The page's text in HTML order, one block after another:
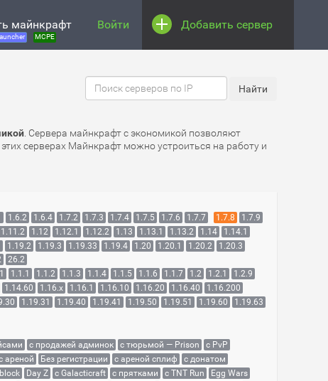
майнкрафт
MCPE
Войти Добавить сервер
. Сервера майнкрафт с экономикой позволяют
серверах Майнкрафт можно устроиться на работу и
1.6.2 1.6.4 1.7.2 1.7.3 1.7.4 1.7.5 1.7.6 1.7.7 1.7.8
1.7.9
1.11.2 1.12 1.12.1 1.12.2 1.13 1.13.1 1.13.2 1.14
1.14.1
1.19.2 1.19.3 1.19.33 1.19.4 1.20 1.20.1 1.20.2
1.20.3
26.2
1.1.1 1.1.2 1.1.3 1.1.4 1.1.5 1.1.6 1.1.7 1.2 1.2.1
1.2.9
1.14.60 1.16.x 1.16.1 1.16.10 1.16.20 1.16.40
1.16.200
1.19.31 1.19.40 1.19.41 1.19.50 1.19.51 1.19.60
1.19.63
с продажей админок с тюрьмой — Prison
с PvP
ареной Без регистрации с ареной сплиф
с донатом
Day Z с Galacticraft с прятками с TNT Run
Egg Wars